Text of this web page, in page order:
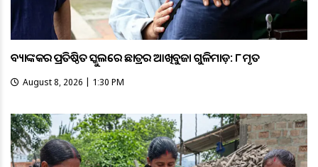
ବ୍ୟାଙ୍କକର ପ୍ରତିଷ୍ଠିତ ସ୍କୁଲରେ ଛାତ୍ରର ଆଖିବୁଜା ଗୁଳିମାଡ଼: ୮ ମୃତ
August 8, 2026 | 1:30 PM